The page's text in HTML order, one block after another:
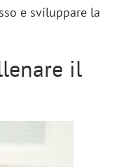
e sviluppare la
il